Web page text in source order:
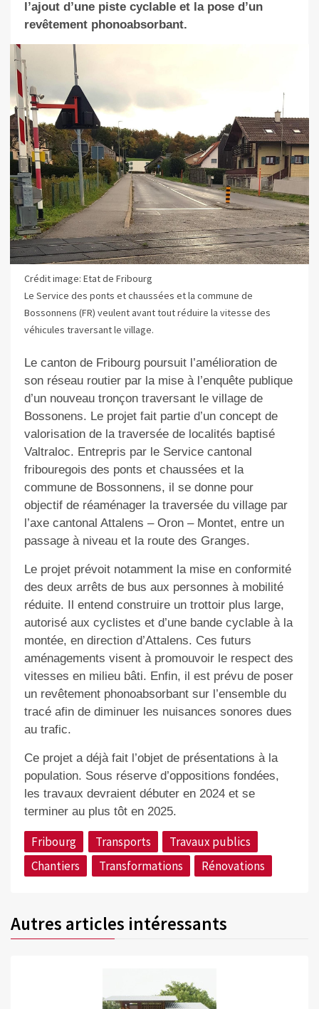
l’ajout d’une piste cyclable et l a pose d’un
revêtement phonoabsorbant.
Crédit image: Etat de Fribourg
Le Service des ponts et chaussées et la commune de
Bossonnens (FR) veulent avant tout réduire la vitesse des
véhicules traversant le village.
Le canton de Fribourg poursuit l’amélioration de
son réseau routier par la mise à l’enquête publique
d’un nouveau tronçon traversant le village de
Bossonens. Le projet fait partie d’un concept de
valorisation de la traversée de localités baptisé
Valtraloc. Entrepris par le Service cantonal
fribouregois des ponts et chaussées et la
commune de Bossonnens, il se donne pour
objectif de réaménager la traversée du village par
l’axe cantonal Attalens – Oron – Montet, entre un
passage à niveau et la route des Granges.
Le projet prévoit notamment la mise en conformité
des deux arrêts de bus aux personnes à mobilité
réduite. Il entend construire un trottoir plus large,
autorisé aux cyclistes et d’une bande cyclable à la
montée, en direction d’Attalens. Ces futurs
aménagements visent à promouvoir le respect des
vitesses en milieu bâti. Enfin, il est prévu de poser
un revêtement phonoabsorbant sur l’ensemble du
tracé afin de diminuer les nuisances sonores dues
au trafic.
Ce projet a déjà fait l’objet de présentations à la
population. Sous réserve d’oppositions fondées,
les travaux devraient débuter en 2024 et se
terminer au plus tôt en 2025.
Fribourg Transports
Travaux publics
Chantiers
Transformations Rénovations
Autres articles intéressants